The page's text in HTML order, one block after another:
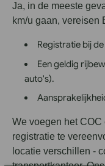
Ja, in de meeste
km/u gaan, vereisen
Registratie bij
Een geldig
auto's).
We voegen het
registratie te
locatie verschillen -